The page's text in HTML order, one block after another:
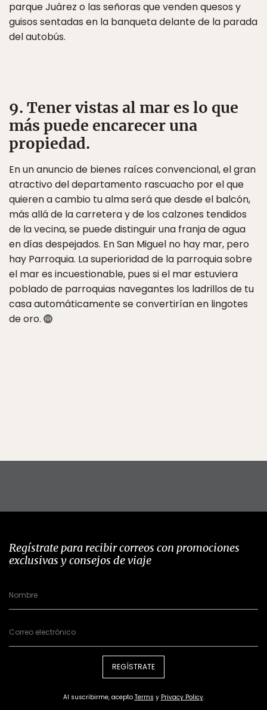
parque Juárez o las señoras que venden quesos y
guisos sentadas en la banqueta delante de la parada
del autobús.
9. Tener vistas al mar es lo que
más puede encarecer una
propiedad.
En un anuncio de bienes raíces convencional, el gran
atractivo del departamento rascuacho por el que
quieren a cambio tu alma será que desde el balcón,
más allá de la carretera y de los calzones tendidos
de la vecina, se puede distinguir una franja de agua
en días despejados. En San Miguel no hay mar, pero
hay Parroquia. La superioridad de la parroquia sobre
el mar es incuestionable, pues si el mar estuviera
poblado de parroquias navegantes los ladrillos de tu
casa automáticamente se convertirían en lingotes
de oro.
Regístrate para recibir correos con promociones
exclusivas y consejos de viaje
REGÍSTRATE
Al suscribirme, acepto Terms y Privacy Policy.